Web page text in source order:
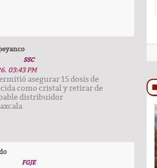
SSC
03:43 PM
asegurar 15 dosis de
como cristal y retirar de
distribuidor
FGJE